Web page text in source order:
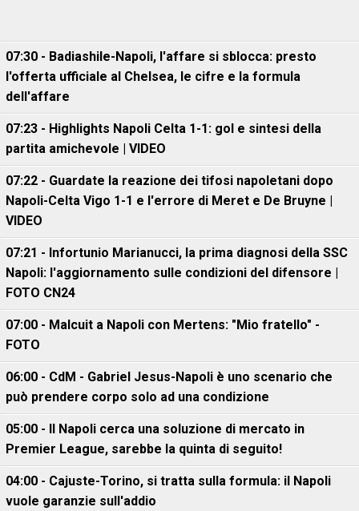
07:30 - Badiashile-Napoli, l'affare si sblocca: presto
l'offerta ufficiale al Chelsea, le cifre e la formula
dell'affare
07:23 - Highlights Napoli Celta 1-1: gol e sintesi della
partita amichevole | VIDEO
07:22 - Guardate la reazione dei tifosi napoletani dopo
Napoli-Celta Vigo 1-1 e l'errore di Meret e De Bruyne |
VIDEO
07:21 - Infortunio Marianucci, la prima diagnosi della SSC
Napoli: l'aggiornamento sulle condizioni del difensore |
FOTO CN24
07:00 - Malcuit a Napoli con Mertens: "Mio fratello" -
FOTO
06:00 - CdM - Gabriel Jesus-Napoli è uno scenario che
può prendere corpo solo ad una condizione
05:00 - Il Napoli cerca una soluzione di mercato in
Premier League, sarebbe la quinta di seguito!
04:00 - Cajuste-Torino, si tratta sulla formula: il Napoli
vuole garanzie sull'addio